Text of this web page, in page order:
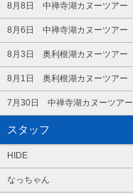
8月8日 中禅寺湖カヌーツアー
8月6日 中禅寺湖カヌーツアー
8月3日 奥利根湖カヌーツアー
8月1日 奥利根湖カヌーツアー
7月30日 中禅寺湖カヌーツアー
スタッフ
HIDE
なっちゃん